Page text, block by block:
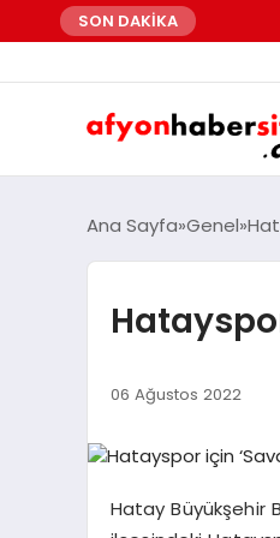
SON DAKİKA
Ana Sayfa Genel
06 Ağustos 2022
Hatay Büyükşehir